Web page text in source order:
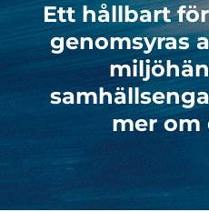
Ett hållbart
genomsyras
mer om